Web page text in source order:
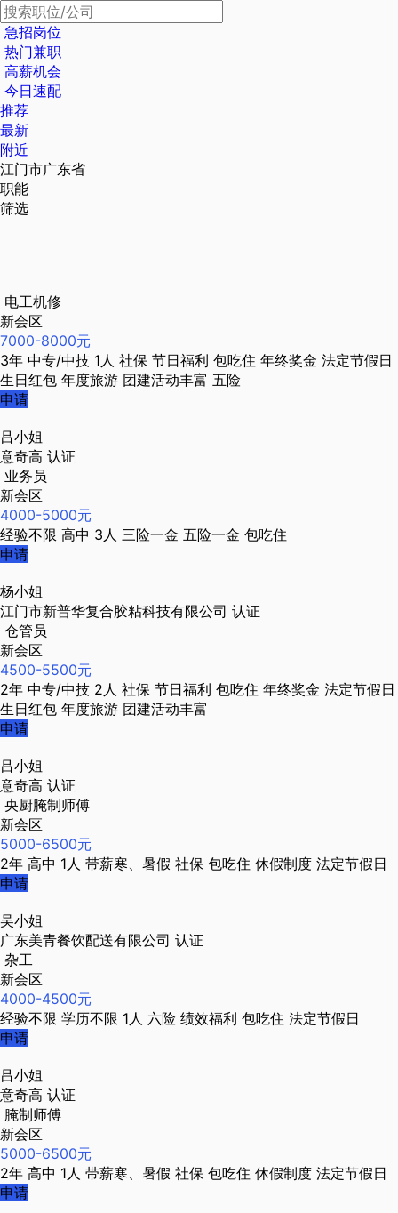
急招岗位
热门兼职
高薪机会
今日速配
推荐
最新
附近
江门市广东省
职能
筛选
电工机修
新会区
7000-8000元
3年 中专/中技 1人 社保 节日福利 包吃住 年终奖金 法定节假日
生日红包 年度旅游 团建活动丰富 五险
申请
吕小姐
意奇高 认证
业务员
新会区
4000-5000元
经验不限 高中 3人 三险一金 五险一金 包吃住
申请
杨小姐
江门市新普华复合胶粘科技有限公司 认证
仓管员
新会区
4500-5500元
2年 中专/中技 2人 社保 节日福利 包吃住 年终奖金 法定节假日
生日红包 年度旅游 团建活动丰富
申请
吕小姐
意奇高 认证
央厨腌制师傅
新会区
5000-6500元
2年 高中 1人 带薪寒、暑假 社保 包吃住 休假制度 法定节假日
申请
吴小姐
广东美青餐饮配送有限公司 认证
杂工
新会区
4000-4500元
经验不限 学历不限 1人 六险 绩效福利 包吃住 法定节假日
申请
吕小姐
意奇高 认证
腌制师傅
新会区
5000-6500元
2年 高中 1人 带薪寒、暑假 社保 包吃住 休假制度 法定节假日
申请